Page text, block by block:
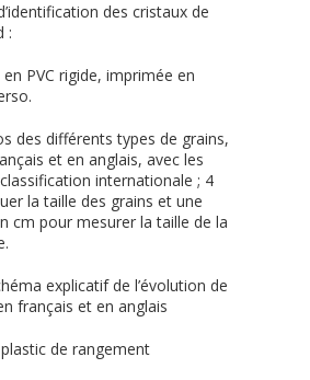
des cristaux de
:
PVC rigide, imprimée en
des différents types de grains,
et en anglais, avec les
internationale ; 4
la taille des grains et une
cm pour mesurer la taille de la
explicatif de l’évolution de
français et en anglais
de rangement